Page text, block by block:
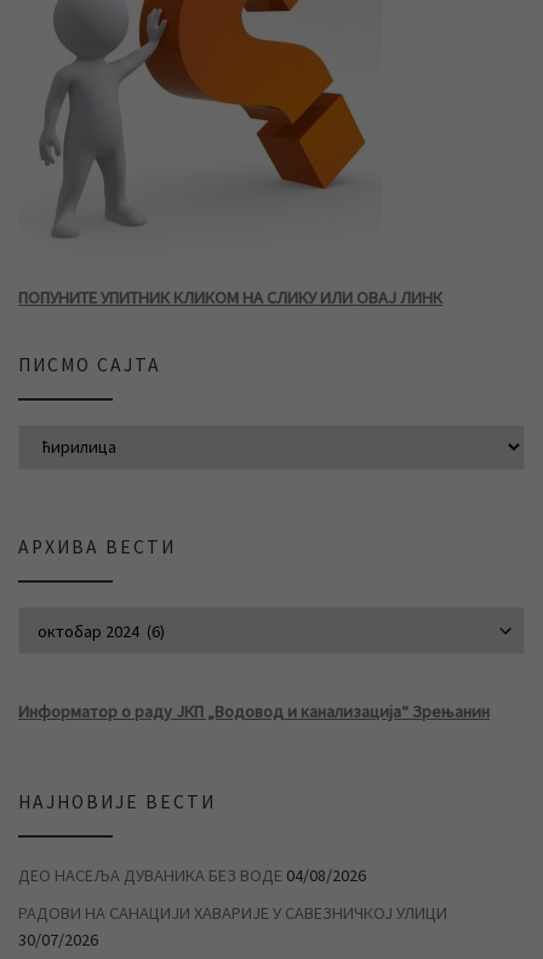
ПОПУНИТЕ УПИТНИК КЛИКОМ НА СЛИКУ ИЛИ ОВАЈ ЛИНК
ПИСМО САЈТА
АРХИВА ВЕСТИ
Информатор о раду ЈКП „Водовод и канализација“ Зрењанин
НАЈНОВИЈЕ ВЕСТИ
ДЕО НАСЕЉА ДУВАНИКА БЕЗ ВОДЕ 04/08/2026
РАДОВИ НА САНАЦИЈИ ХАВАРИЈЕ У САВЕЗНИЧКОЈ УЛИЦИ
30/07/2026